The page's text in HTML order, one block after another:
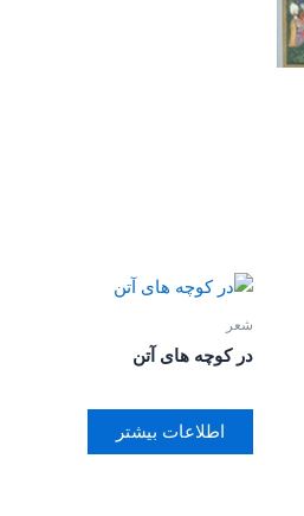
شعر
در کوچه های آتن
اطلاعات بیشتر